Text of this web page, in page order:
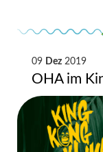
09 Dez2019
OHA im